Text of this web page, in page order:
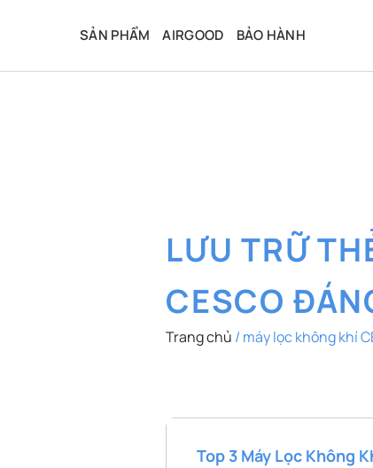
dung
SẢN PHẨM AIRGOOD BẢO HÀNH
LƯU TRỮ
CESCO
Trang chủ / máy lọc không khí
Top 3 Máy Lọc Không